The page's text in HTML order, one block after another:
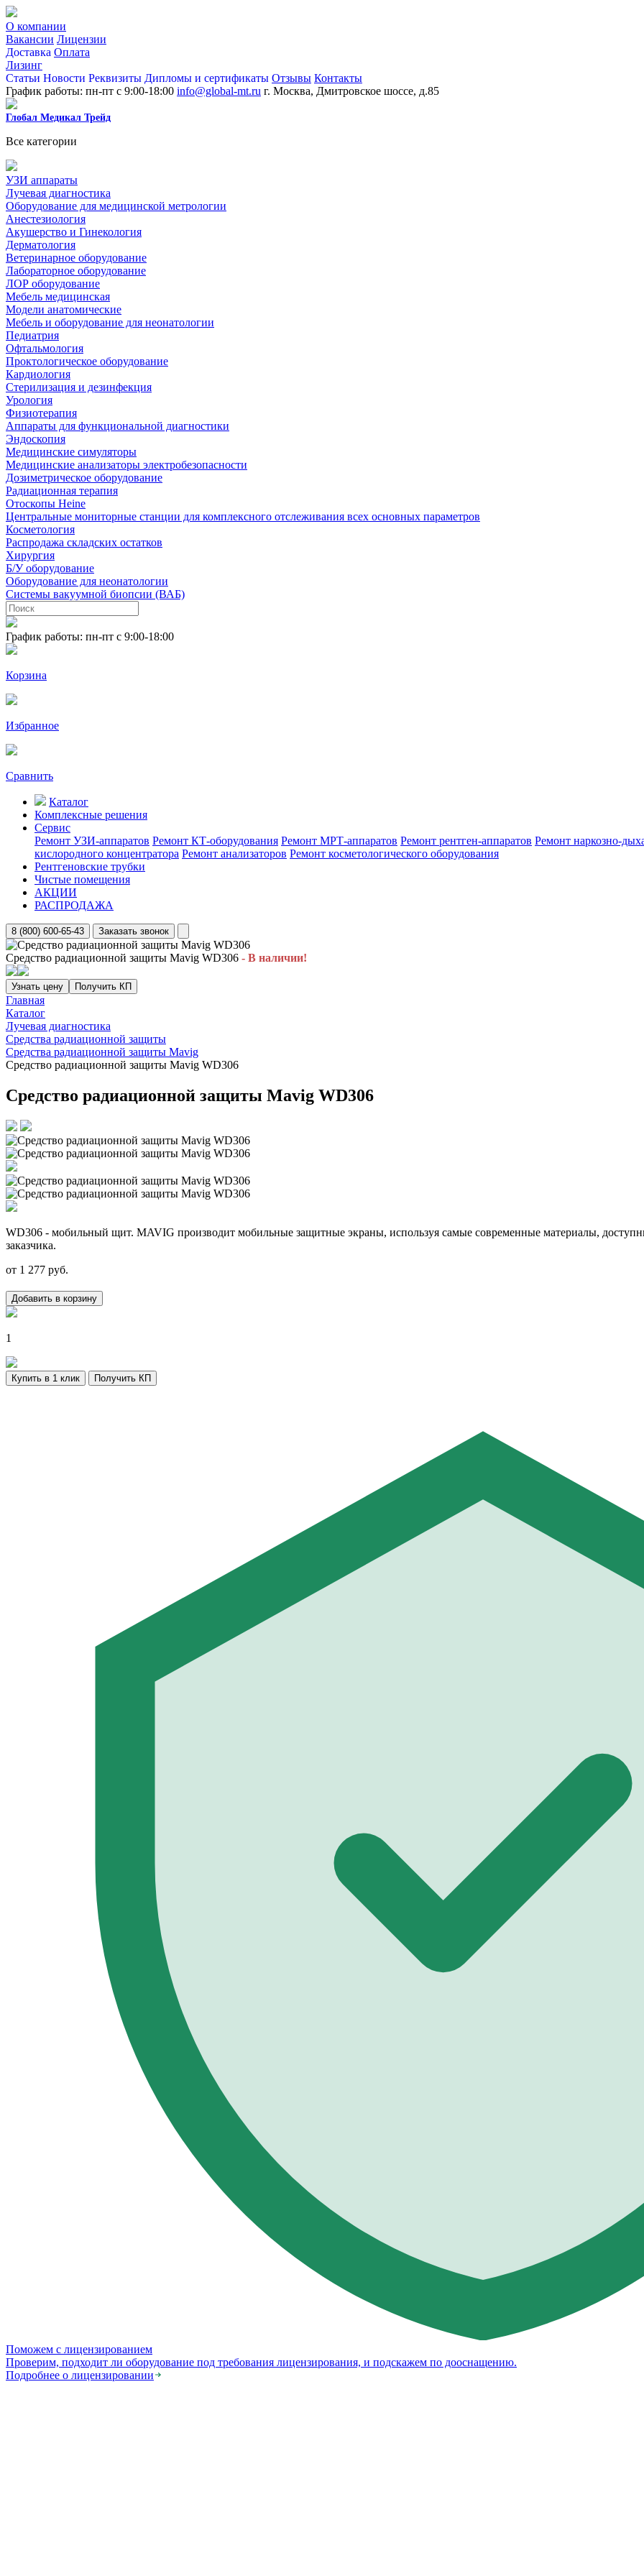
О компании
Вакансии Лицензии
Доставка Оплата
Лизинг
Статьи Новости Реквизиты Дипломы и сертификаты Отзывы Контакты
График работы: пн-пт с 9:00-18:00 info@global-mt.ru г. Москва, Дмитровское шоссе, д.85
Глобал Медикал Трейд
Все категории
УЗИ аппараты
Лучевая диагностика
Оборудование для медицинской метрологии
Анестезиология
Акушерство и Гинекология
Дерматология
Ветеринарное оборудование
Лабораторное оборудование
ЛОР оборудование
Мебель медицинская
Модели анатомические
Мебель и оборудование для неонатологии
Педиатрия
Офтальмология
Проктологическое оборудование
Кардиология
Стерилизация и дезинфекция
Урология
Физиотерапия
Аппараты для функциональной диагностики
Эндоскопия
Медицинские симуляторы
Медицинские анализаторы электробезопасности
Дозиметрическое оборудование
Радиационная терапия
Отоскопы Heine
Центральные мониторные станции для комплексного отслеживания всех основных параметров
Косметология
Распродажа складских остатков
Хирургия
Б/У оборудование
Оборудование для неонатологии
Системы вакуумной биопсии (ВАБ)
График работы: пн-пт с 9:00-18:00
Корзина
Избранное
Сравнить
Каталог
Комплексные решения
Сервис
Ремонт УЗИ-аппаратов Ремонт КТ-оборудования Ремонт МРТ-аппаратов Ремонт рентген-аппаратов Ремонт наркозно-
кислородного концентратора Ремонт анализаторов Ремонт косметологического оборудования
Рентгеновские трубки
Чистые помещения
АКЦИИ
РАСПРОДАЖА
8 (800) 600-65-43 Заказать звонок
Средство радиационной защиты Mavig WD306 - В наличии!
Узнать цену Получить КП
Главная
Каталог
Лучевая диагностика
Средства радиационной защиты
Средства радиационной защиты Mavig
Средство радиационной защиты Mavig WD306
Средство радиационной защиты Mavig WD306
WD306 - мобильный щит. MAVIG производит мобильные защитные экраны, используя самые современные материалы,
заказчика.
от 1 277 руб.
Добавить в корзину
1
Купить в 1 клик Получить КП
Поможем с лицензированием
Проверим, подходит ли оборудование под требования лицензирования, и подскажем по дооснащению.
Подробнее о лицензировании